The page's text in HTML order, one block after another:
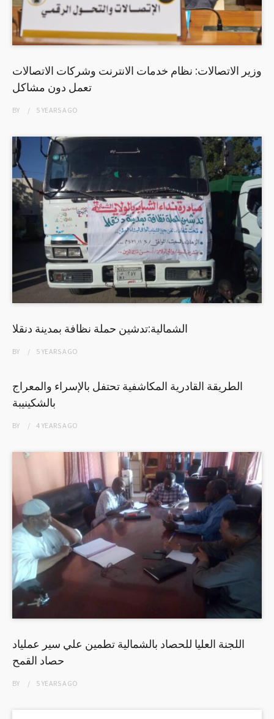
وزير الاتصالات: نظام خدمات الانترنت وشركات الاتصالات
تعمل دون مشاكل
BY 5 YEARSAGO
الشمالية:تدشين حملة نظافة بمدينة دنقلا
BY 5 YEARSAGO
الطريقة القادرية المكاشفية تحتفل بالإسراء والمعراج
بالشكينيبة
BY 4 YEARSAGO
اللجنة العليا للحصاد بالشمالية تطمين علي سير عملياد
حصاد القمح
BY 5 YEARSAGO